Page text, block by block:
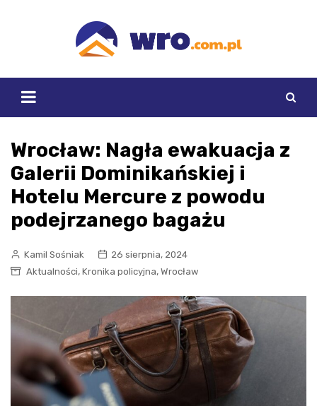
Wrocław: Nagła ewakuacja z
Galerii Dominikańskiej i
Hotelu Mercure z powodu
podejrzanego bagażu
Kamil Sośniak
26 sierpnia, 2024
Aktualności, Kronika policyjna, Wrocław